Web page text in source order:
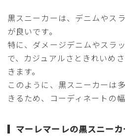
黒スニーカーは、デニムやス
が良いです。
特に、ダメージデニムやスラ
で、カジュアルさときれいめ
きます。
このように、黒スニーカーは
きるため、コーディネートの幅
マーレマーレの黒スニーカ